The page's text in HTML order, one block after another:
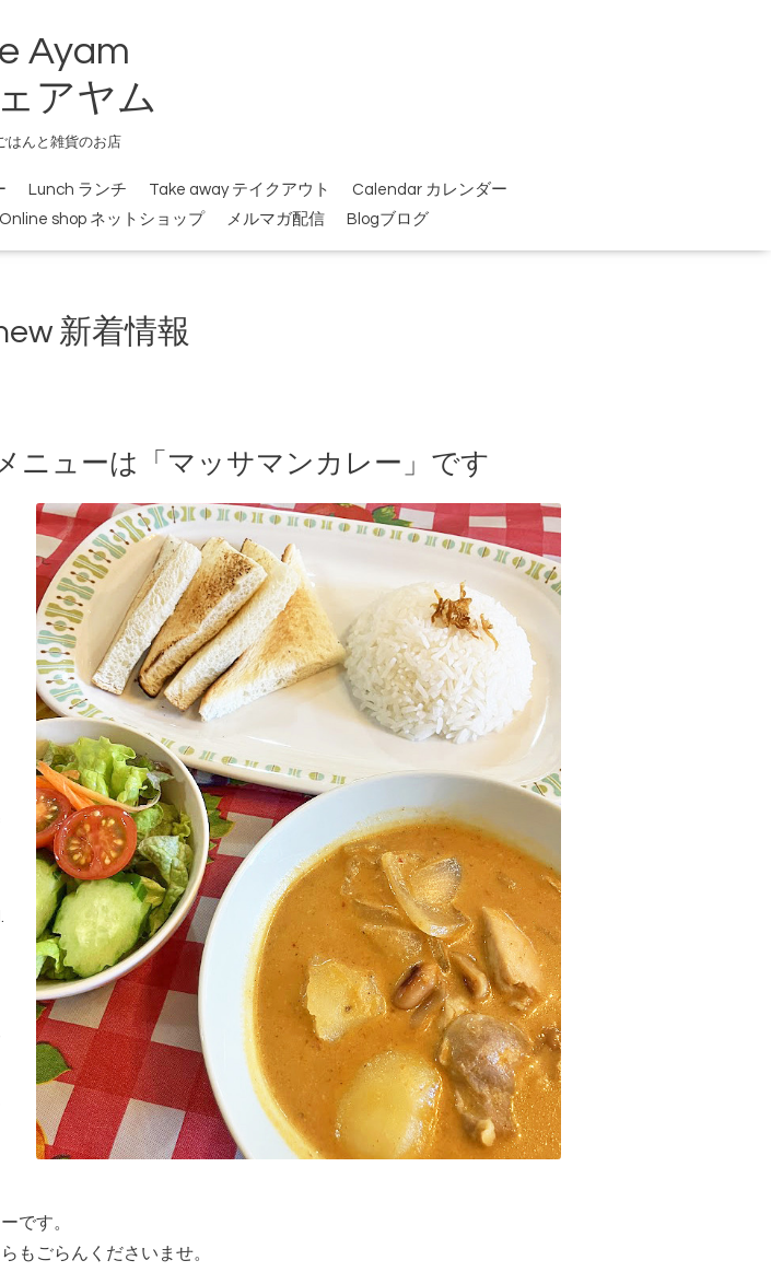
Ayam
アヤム
はんと雑貨のお店
Lunch ランチ Take away テイクアウト
Calendar カレンダー
Online shop ネットショップ メルマガ配信 Blogブログ
新着情報
ニューは「マッサマンカレー」です
です。
もごらんくださいませ。